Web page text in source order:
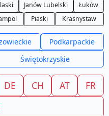
Janów Lubelski
Łuków
Piaski Krasnystaw
Podkarpackie
Świętokrzyskie
DE CH AT
FR